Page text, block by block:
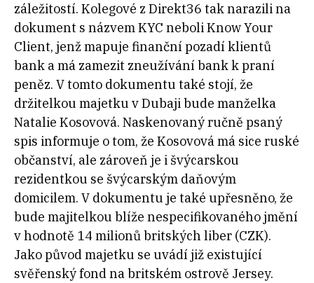
záležitostí. Kolegové z Direkt36 tak narazili na
dokument s názvem KYC neboli Know Your
Client, jenž mapuje finanční pozadí klientů
bank a má zamezit zneužívání bank k praní
peněz. V tomto dokumentu také stojí, že
držitelkou majetku v Dubaji bude manželka
Natalie Kosovová. Naskenovaný ručně psaný
spis informuje o tom, že Kosovová má sice ruské
občanství, ale zároveň je i švýcarskou
rezidentkou se švýcarským daňovým
domicilem. V dokumentu je také upřesněno, že
bude majitelkou blíže nespecifikovaného jmění
v hodnotě 14 milionů britských liber (CZK).
Jako původ majetku se uvádí již existující
svěřenský fond na britském ostrově Jersey.